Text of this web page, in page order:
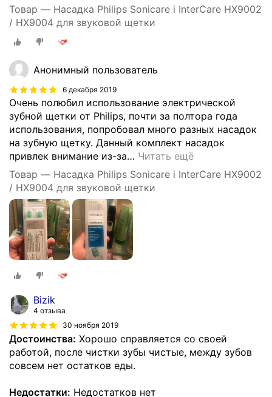
Товар — Насадка Philips Sonicare i InterCare HX9002
/ HX9004 для звуковой щетки
Анонимный пользователь
6 декабря 2019
Очень полюбил использование электрической
зубной щетки от Philips, почти за полтора года
использования, попробовал много разных насадок
на зубную щетку. Данный комплект насадок
привлек внимание из-за… Читать ещё
Товар — Насадка Philips Sonicare i InterCare HX9002
/ HX9004 для звуковой щетки
Bizik
4 отзыва
30 ноября 2019
Достоинства: Хорошо справляется со своей
работой, после чистки зубы чистые, между зубов
совсем нет остатков еды.
Недостатки: Недостатков нет